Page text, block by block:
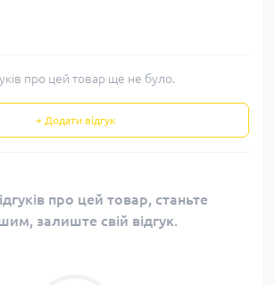
про цей товар ще не було.
+ Додати відгук
про цей товар, станьте
залиште свій відгук.